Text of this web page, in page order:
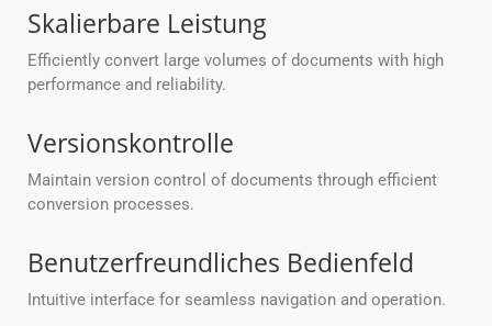
Skalierbare Leistung
Efficiently convert large volumes of documents with high
performance and reliability.
Versionskontrolle
Maintain version control of documents through efficient
conversion processes.
Benutzerfreundliches Bedienfeld
Intuitive interface for seamless navigation and operation.